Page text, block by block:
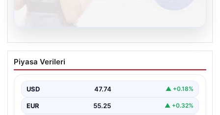
Kelebek sohbet platformu İle Çevrim içi
İletişimin Seviyeli Adresi Ve Sohbet
Sanal ortamında insanların seviyeli bir biçimde bağlantı
Halen…
Piyasa Verileri
USD 47.74 ▲ +0.18%
EUR 55.25 ▲ +0.32%